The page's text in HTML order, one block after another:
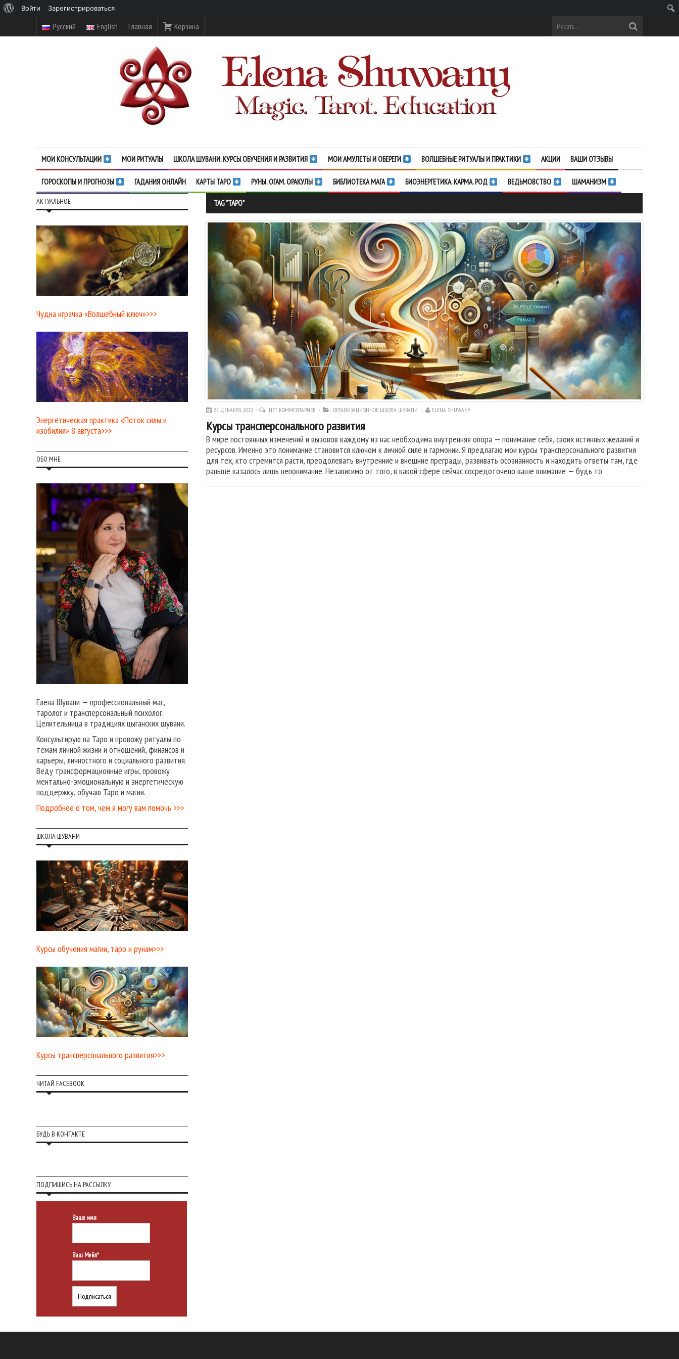
Русский English Главная Корзина
МОИ КОНСУЛЬТАЦИИ МОИ РИТУАЛЫ ШКОЛА ШУВАНИ. КУРСЫ ОБУЧЕНИЯ И РАЗВИТИЯ МОИ АМУЛЕТЫ И ОБЕРЕГИ ВОЛШЕБНЫЕ РИТУАЛЫ И ПРАКТИКИ АКЦИИ ВАШИ ОТЗЫВЫ
ГОРОСКОПЫ И ПРОГНОЗЫ ГАДАНИЯ ОНЛАЙН КАРТЫ ТАРО РУНЫ. ОГАМ. ОРАКУЛЫ БИБЛИОТЕКА МАГА БИОЭНЕРГЕТИКА. КАРМА. РОД ВЕДЬМОВСТВО ШАМАНИЗМ
TAG "ТАРО"
25 ДЕКАБРЯ, 2020 НЕТ КОММЕНТАРИЕВ ОРГАНИЗАЦИОННОЕ ШКОЛА ШУВАНИ ELENA SHUWANY
Курсы трансперсонального развития
В мире постоянных изменений и вызовов каждому из нас необходима внутренняя опора — понимание себя, своих истинных желаний и
ресурсов. Именно это понимание становится ключом к личной силе и гармонии. Я предлагаю мои курсы трансперсонального развития
для тех, кто стремится расти, преодолевать внутренние и внешние преграды, развивать осознанность и находить ответы там, где
раньше казалось лишь непонимание. Независимо от того, в какой сфере сейчас сосредоточено ваше внимание — будь то
АКТУАЛЬНОЕ
Чудна играчка «Волшебный ключ»>>>
Энергетическая практика «Поток силы и
изобилия» 8 августа>>>
ОБО МНЕ
Елена Шувани — профессиональный маг,
таролог и трансперсональный психолог.
Целительница в традициях цыганских шувани.
Консультирую на Таро и провожу ритуалы по
темам личной жизни и отношений, финансов и
карьеры, личностного и социального развития.
Веду трансформационные игры, провожу
ментально-эмоциональную и энергетическую
поддержку, обучаю Таро и магии.
Подробнее о том, чем я могу вам помочь >>>
ШКОЛА ШУВАНИ
Курсы обучения магии, таро и рунам>>>
Курсы трансперсонального развития>>>
ЧИТАЙ FACEBOOK
БУДЬ В КОНТАКТЕ
ПОДПИШИСЬ НА РАССЫЛКУ
Ваше имя
Ваш Мейл*
WordPress
Войти Зарегистрироваться